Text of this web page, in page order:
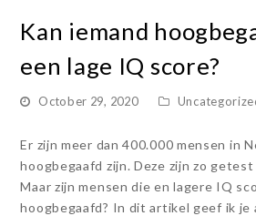
Kan iemand
een lage IQ score?
October 29, 2020
Er zijn meer dan 400.000 mensen in
hoogbegaafd zijn. Deze zijn zo
Maar zijn mensen die en lagere IQ
hoogbegaafd? In dit artikel geef ik je